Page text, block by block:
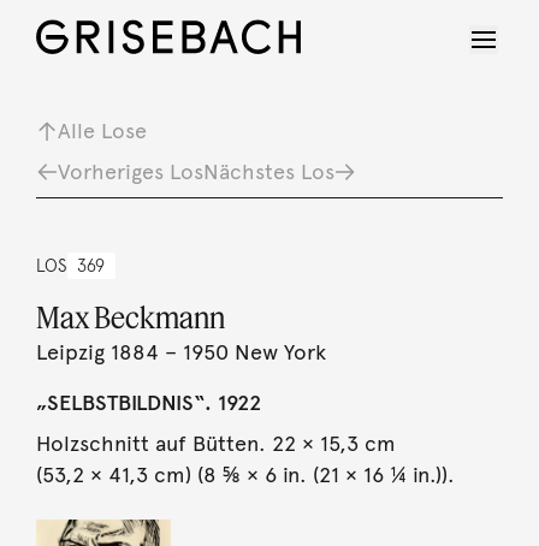
Alle Lose
Vorheriges LosNächstes Los
LOS 369
Max Beckmann
Leipzig 1884 – 1950 New York
„SELBSTBILDNIS“. 1922
Holzschnitt auf Bütten. 22 × 15,3 cm
(53,2 × 41,3 cm) (8 ⅝ × 6 in. (21 × 16 ¼ in.)).